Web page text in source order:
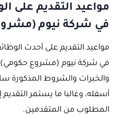
مواعيد التقديم على
في شركة نيوم
مواعيد التقديم على أحدث
في شركة نيوم (مشروع حكومي)،
والخبرات والشروط المذكورة
أسفله، وغالبا ما يستمر التقديم
المطلوب من المتقدمين.